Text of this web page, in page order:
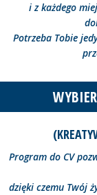
i z każdego
Potrzeba Tobie
Program do CV
dzięki czemu Twój